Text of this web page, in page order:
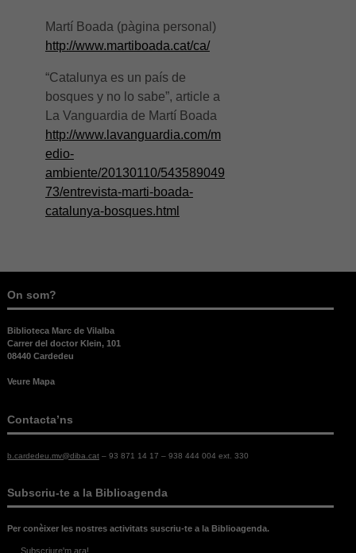
Martí Boada (pàgina personal)
http://www.martiboada.cat/ca/
“Catalunya es un país de
bosques y no lo sabe”, article a
La Vanguardia de Martí Boada
http://www.lavanguardia.com/m
edio-
ambiente/20130110/543589049
73/entrevista-marti-boada-
catalunya-bosques.html
On som?
Biblioteca Marc de Vilalba
Carrer del doctor Klein, 101
08440 Cardedeu
Veure Mapa
Contacta’ns
b.cardedeu.mv@diba.cat– 93 871 14 17 – 938 444 004 ext. 330
Subscriu-te a la Biblioagenda
Per conèixer les nostres activitats suscriu-te a la Biblioagenda.
Subscriure'm ara!
Necessàries
són
Per tal que el
durant la